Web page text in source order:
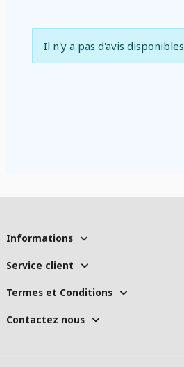
Il n'y a pas d'avis disponibles
Informations
Service client
Termes et Conditions
Contactez nous